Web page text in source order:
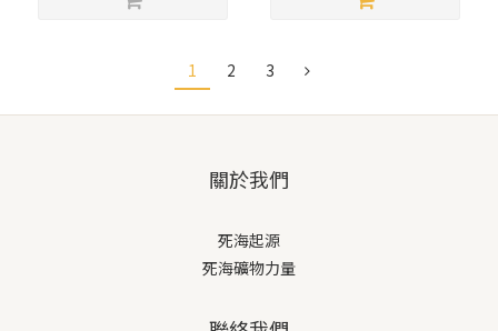
1 2 3
關於我們
死海起源
死海礦物力量